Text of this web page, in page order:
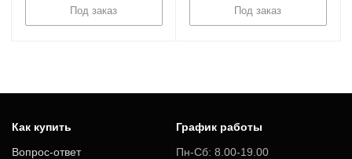
Под заказ Под заказ
Как купить
Вопрос-ответ
График работы
Пн-Сб: 8.00-19.00